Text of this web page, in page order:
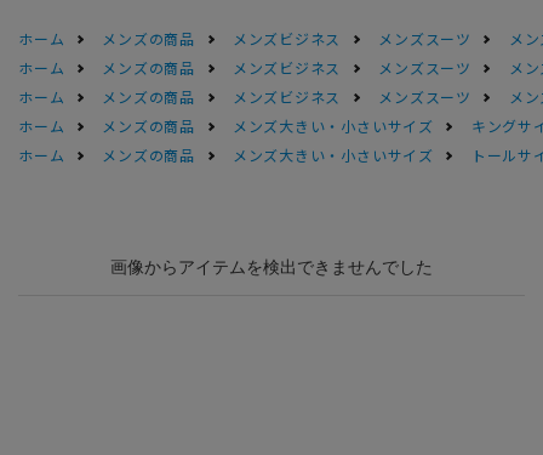
ホーム メンズの商品 メンズビジネス メンズスーツ
メ
ホーム
メンズの商品 メンズビジネス メンズスーツ
メ
ホーム
メンズの商品 メンズビジネス メンズスーツ
メ
ホーム
メンズの商品 メンズ大きい・小さいサイズ
キングサ
ホーム
メンズの商品 メンズ大きい・小さいサイズ トールサ